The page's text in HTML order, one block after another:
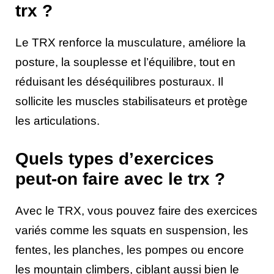
trx ?
Le TRX renforce la musculature, améliore la
posture, la souplesse et l’équilibre, tout en
réduisant les déséquilibres posturaux. Il
sollicite les muscles stabilisateurs et protège
les articulations.
Quels types d’exercices
peut-on faire avec le trx ?
Avec le TRX, vous pouvez faire des exercices
variés comme les squats en suspension, les
fentes, les planches, les pompes ou encore
les mountain climbers, ciblant aussi bien le